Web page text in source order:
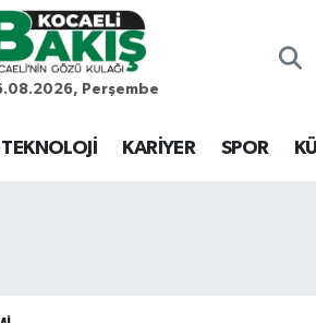
Perşembe
KARİYER SPOR
Eczaneler